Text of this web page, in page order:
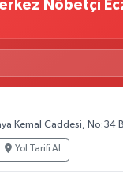
Nöbetçi
Kemal Caddesi, No:34
Yol Tarifi Al